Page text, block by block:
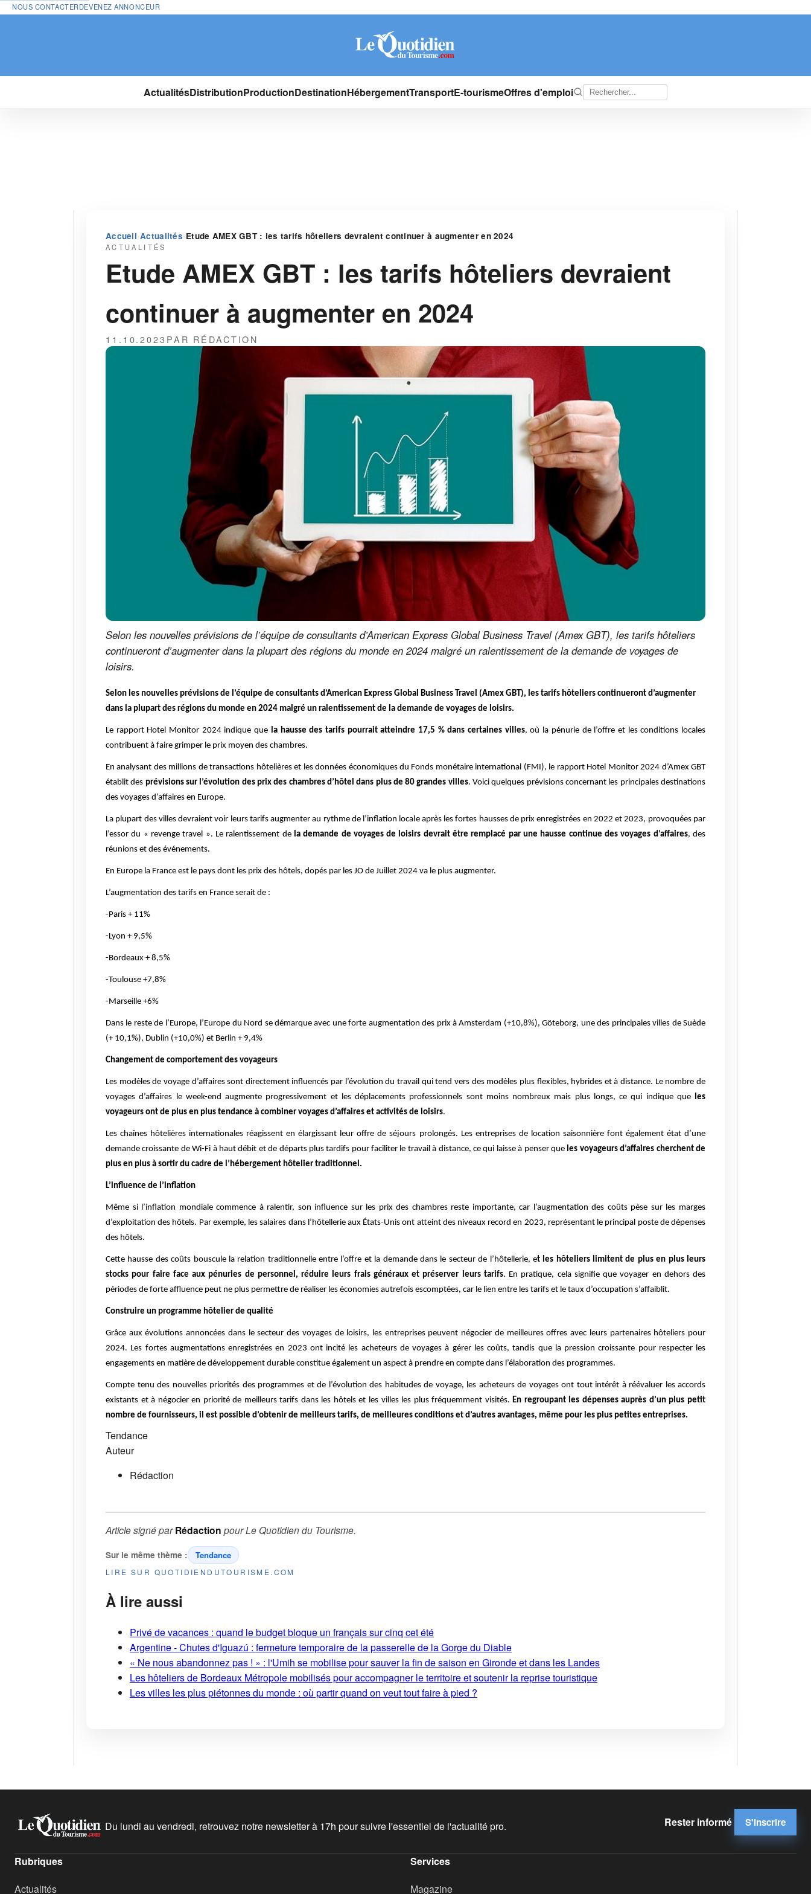
NOUS CONTACTERDEVENEZ ANNONCEUR
ActualitésDistributionProductionDestinationHébergementTransportE-tourismeOffres d'emploi
Accueil›Actualités›Etude AMEX GBT : les tarifs hôteliers devraient continuer à augmenter en 2024
ACTUALITÉS
Etude AMEX GBT : les tarifs hôteliers devraient
continuer à augmenter en 2024
11.10.2023PAR RÉDACTION
Selon les nouvelles prévisions de l’équipe de consultants d’American Express Global Business Travel (Amex GBT), les tarifs hôteliers
continueront d’augmenter dans la plupart des régions du monde en 2024 malgré un ralentissement de la demande de voyages de
loisirs.
Selon les nouvelles prévisions de l’équipe de consultants d’American Express Global Business Travel (Amex GBT), les tarifs hôteliers continueront d’augmenter
dans la plupart des régions du monde en 2024 malgré un ralentissement de la demande de voyages de loisirs.
Le rapport Hotel Monitor 2024 indique que la hausse des tarifs pourrait atteindre 17,5 % dans certaines villes, où la pénurie de l’offre et les conditions locales
contribuent à faire grimper le prix moyen des chambres.
En analysant des millions de transactions hôtelières et les données économiques du Fonds monétaire international (FMI), le rapport Hotel Monitor 2024 d’Amex GBT
établit des prévisions sur l’évolution des prix des chambres d’hôtel dans plus de 80 grandes villes. Voici quelques prévisions concernant les principales destinations
des voyages d’affaires en Europe.
La plupart des villes devraient voir leurs tarifs augmenter au rythme de l’inflation locale après les fortes hausses de prix enregistrées en 2022 et 2023, provoquées par
l’essor du « revenge travel ». Le ralentissement de la demande de voyages de loisirs devrait être remplacé par une hausse continue des voyages d’affaires, des
réunions et des événements.
En Europe la France est le pays dont les prix des hôtels, dopés par les JO de Juillet 2024 va le plus augmenter.
L’augmentation des tarifs en France serait de :
-Paris + 11%
-Lyon + 9,5%
-Bordeaux + 8,5%
-Toulouse +7,8%
-Marseille +6%
Dans le reste de l’Europe, l’Europe du Nord se démarque avec une forte augmentation des prix à Amsterdam (+10,8%), Göteborg, une des principales villes de Suède
(+ 10,1%), Dublin (+10,0%) et Berlin + 9,4%
Changement de comportement des voyageurs
Les modèles de voyage d’affaires sont directement influencés par l’évolution du travail qui tend vers des modèles plus flexibles, hybrides et à distance. Le nombre de
voyages d’affaires le week-end augmente progressivement et les déplacements professionnels sont moins nombreux mais plus longs, ce qui indique que
les
voyageurs ont de plus en plus tendance à combiner voyages d’affaires et activités de loisirs.
Les chaînes hôtelières internationales réagissent en élargissant leur offre de séjours prolongés. Les entreprises de location saisonnière font également état d’une
demande croissante de Wi-Fi à haut débit et de départs plus tardifs pour faciliter le travail à distance, ce qui laisse à penser que les voyageurs d’affaires cherchent de
plus en plus à sortir du cadre de l’hébergement hôtelier traditionnel.
L’influence de l’inflation
Même si l’inflation mondiale commence à ralentir, son influence sur les prix des chambres reste importante, car l’augmentation des coûts pèse sur les marges
d’exploitation des hôtels. Par exemple, les salaires dans l’hôtellerie aux États-Unis ont atteint des niveaux record en 2023, représentant le principal poste de dépenses
des hôtels.
Cette hausse des coûts bouscule la relation traditionnelle entre l’offre et la demande dans le secteur de l’hôtellerie, et les hôteliers limitent de plus en plus leurs
stocks pour faire face aux pénuries de personnel, réduire leurs frais généraux et préserver leurs tarifs. En pratique, cela signifie que voyager en dehors des
périodes de forte affluence peut ne plus permettre de réaliser les économies autrefois escomptées, car le lien entre les tarifs et le taux d’occupation s’affaiblit.
Construire un programme hôtelier de qualité
Grâce aux évolutions annoncées dans le secteur des voyages de loisirs, les entreprises peuvent négocier de meilleures offres avec leurs partenaires hôteliers pour
2024. Les fortes augmentations enregistrées en 2023 ont incité les acheteurs de voyages à gérer les coûts, tandis que la pression croissante pour respecter les
engagements en matière de développement durable constitue également un aspect à prendre en compte dans l’élaboration des programmes.
Compte tenu des nouvelles priorités des programmes et de l’évolution des habitudes de voyage, les acheteurs de voyages ont tout intérêt à réévaluer les accords
existants et à négocier en priorité de meilleurs tarifs dans les hôtels et les villes les plus fréquemment visités. En regroupant les dépenses auprès d’un plus petit
nombre de fournisseurs, il est possible d’obtenir de meilleurs tarifs, de meilleures conditions et d’autres avantages, même pour les plus petites entreprises.
Tendance
Auteur
Rédaction
Article signé parRédaction pourLe Quotidien du Tourisme.
Sur le même thème : Tendance
LIRE SUR QUOTIDIENDUTOURISME.COM
À lire aussi
Privé de vacances : quand le budget bloque un français sur cinq cet été
Argentine - Chutes d'Iguazú : fermeture temporaire de la passerelle de la Gorge du Diable
« Ne nous abandonnez pas ! » : l'Umih se mobilise pour sauver la fin de saison en Gironde et dans les Landes
Les hôteliers de Bordeaux Métropole mobilisés pour accompagner le territoire et soutenir la reprise touristique
Les villes les plus piétonnes du monde : où partir quand on veut tout faire à pied ?
Du lundi au vendredi, retrouvez notre newsletter à 17h pour suivre l'essentiel de l'actualité pro. Rester informé S'inscrire
Rubriques
Actualités
Services
Magazine